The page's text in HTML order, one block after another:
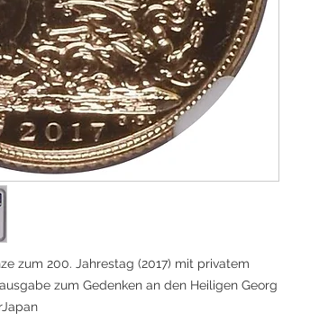
zum 200. Jahrestag (2017) mit privatem
zum Gedenken an den Heiligen Georg